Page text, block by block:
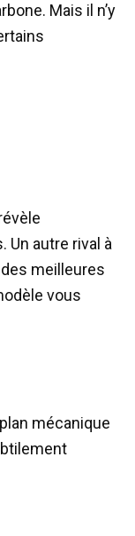
Mais il n’y
autre rival à
des meilleures
vous
mécanique